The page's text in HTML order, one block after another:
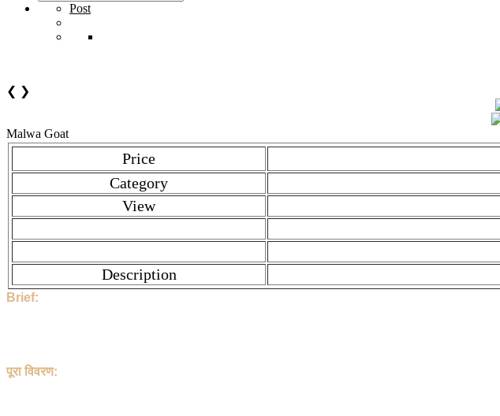
Post
❮ ❯
Malwa Goat
Price
Category
View
Description
Brief:
पूरा विवरण: